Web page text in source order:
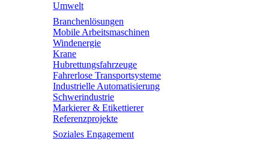
Umwelt
Branchenlösungen
Mobile Arbeitsmaschinen
Windenergie
Krane
Hubrettungsfahrzeuge
Fahrerlose Transportsysteme
Industrielle Automatisierung
Schwerindustrie
Markierer & Etikettierer
Referenzprojekte
Soziales Engagement